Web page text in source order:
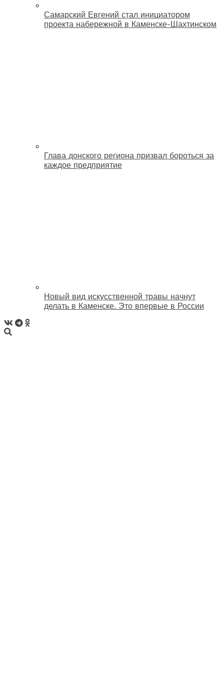
Самарский Евгений стал инициатором
проекта набережной в Каменске-Шахтинском
Глава донского региона призвал бороться за
каждое предприятие
Новый вид искусственной травы начнут
делать в Каменске. Это впервые в России